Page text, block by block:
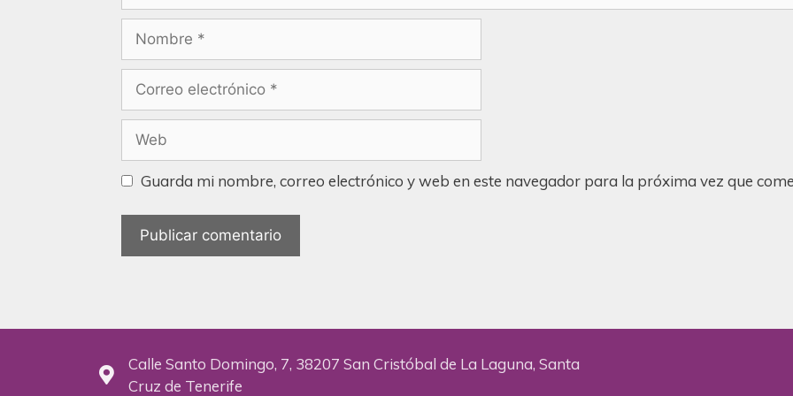
Guarda mi nombre, correo electrónico y web en este navegador para la próxima vez que
Calle Santo Domingo, 7, 38207 San Cristóbal de La Laguna, Santa
Cruz de Tenerife